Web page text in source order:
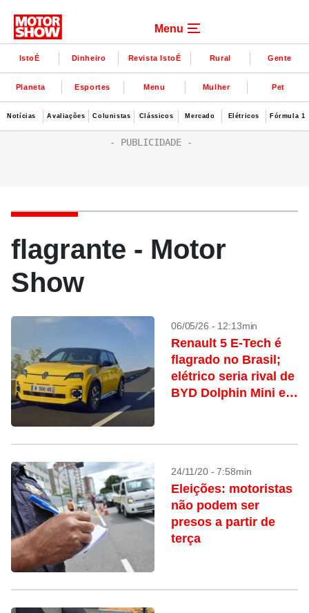
Menu
IstoÉ Dinheiro Revista IstoÉ Rural Gente
Planeta Esportes Menu Mulher Pet
Notícias Avaliações Colunistas Clássicos Mercado Elétricos Fórmula 1
flagrante - Motor
Show
06/05/26 - 12:13min
Renault 5 E-Tech é
flagrado no Brasil;
elétrico seria rival de
BYD Dolphin Mini e
24/11/20 - 7:58min
Eleições: motoristas
não podem ser
presos a partir de
terça